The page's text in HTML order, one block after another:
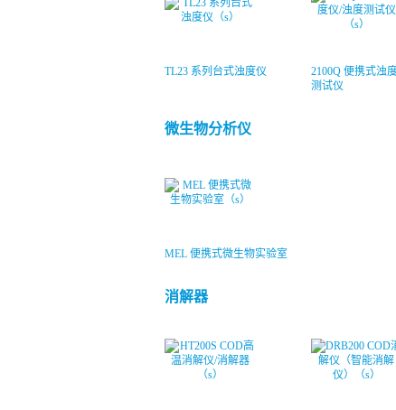
TL23 系列台式浊度仪
2100Q 便携式浊
测试仪
微生物分析仪
MEL 便携式微生物实验室
消解器